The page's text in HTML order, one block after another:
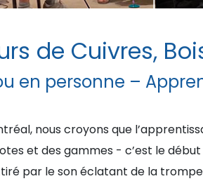
de Cuivres,
en personne –
nous croyons que
et des gammes - c’est le
par le son éclatant de la